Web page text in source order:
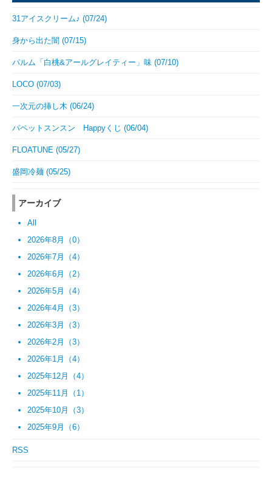
31アイスクリーム♪ (07/24)
身から出た闇 (07/15)
パルム「白桃&アールグレイティー」味 (07/10)
LOCO (07/03)
一次元の挿し木 (06/24)
パペットスンスン Happyくじ (06/04)
FLOATUNE (05/27)
盛岡冷麺 (05/25)
アーカイブ
All
2026年8月（0）
2026年7月（4）
2026年6月（2）
2026年5月（4）
2026年4月（3）
2026年3月（3）
2026年2月（3）
2026年1月（4）
2025年12月（4）
2025年11月（1）
2025年10月（3）
2025年9月（6）
RSS